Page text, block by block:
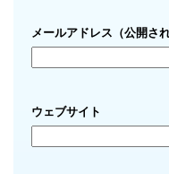
メールアドレス（公開さ
ウェブサイト